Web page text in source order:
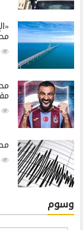
وسوم